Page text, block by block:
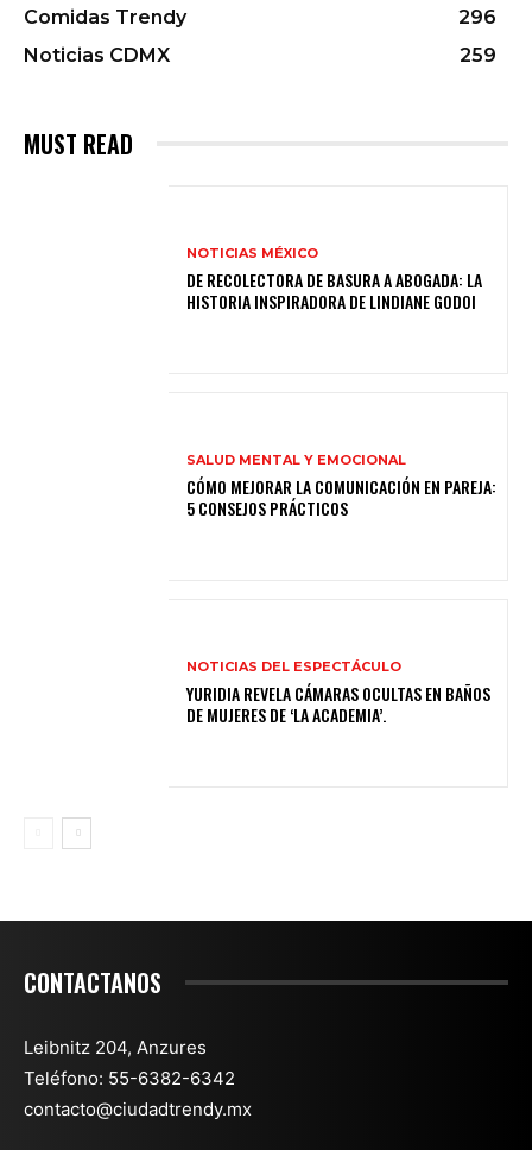
Comidas Trendy
296
Noticias CDMX
259
MUST READ
NOTICIAS MÉXICO
DE RECOLECTORA DE BASURA A ABOGADA: LA
HISTORIA INSPIRADORA DE LINDIANE GODOI
SALUD MENTAL Y EMOCIONAL
CÓMO MEJORAR LA COMUNICACIÓN EN PAREJA:
5 CONSEJOS PRÁCTICOS
NOTICIAS DEL ESPECTÁCULO
YURIDIA REVELA CÁMARAS OCULTAS EN BAÑOS
DE MUJERES DE ‘LA ACADEMIA’.
CONTACTANOS
Leibnitz 204, Anzures
Teléfono: 55-6382-6342
contacto@ciudadtrendy.mx